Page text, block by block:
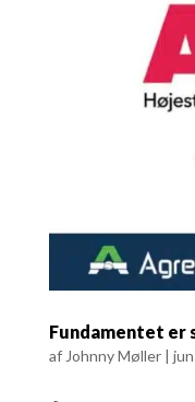
Fundamentet er
af Johnny Møller|